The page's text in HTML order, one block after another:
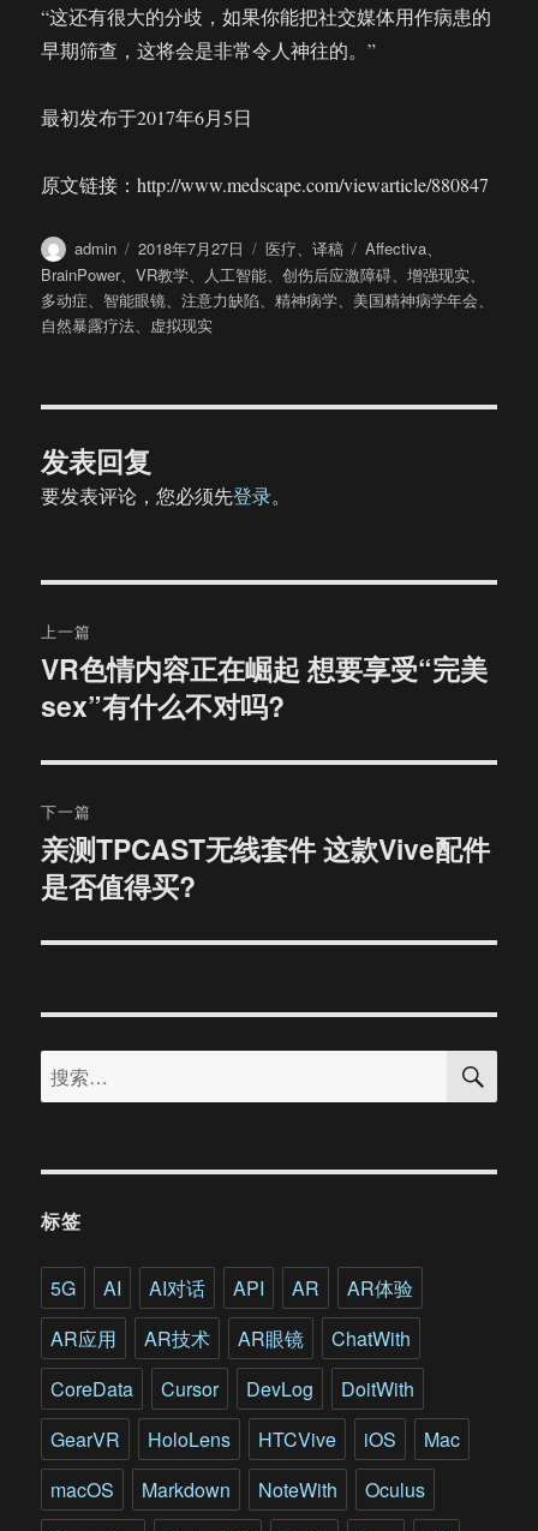
“这还有很大的分歧，如果你能把社交媒体用作病患的
早期筛查，这将会是非常令人神往的。”
最初发布于2017年6月5日
原文链接：http://www.medscape.com/viewarticle/880847
作
者
admin
发
布
于
2018年7月27日
分
类
医疗、译稿
标
签
Affectiva、
BrainPower、VR教学、 人工智能、创伤后应激障碍、增强现实、
多动症、 智能眼镜、注意力缺陷、精神病学、 美国精神病学年会、
自然暴露疗法、 虚拟现实
发表回复
要发表评论，您必须先登录。
章
导
航
上一篇
上
篇
章：
VR色情内容正在崛起 想要享受“完美
sex”有什么不对吗?
下一篇
下
篇
章：
亲测TPCAST无线套件 这款Vive配件
是否值得买?
搜
索：
搜
标签
5G AI AI对话 API AR
AR体验
AR应用
AR技术 AR眼镜
ChatWith
CoreData
Cursor DevLog
DoitWith
GearVR
HoloLens HTCVive iOS
Mac
macOS
Markdown NoteWith
Oculus